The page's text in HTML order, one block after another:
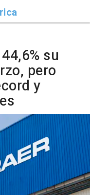
su
pero
y